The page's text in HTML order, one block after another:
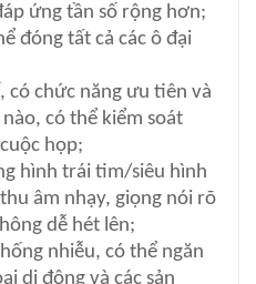
ứng tần số rộng hơn;
đóng tất cả các ô đại
có chức năng ưu tiên và
có thể kiểm soát
họp;
hình trái tim/siêu hình
âm nhạy, giọng nói rõ
dễ hét lên;
nhiễu, có thể ngăn
di động và các sản